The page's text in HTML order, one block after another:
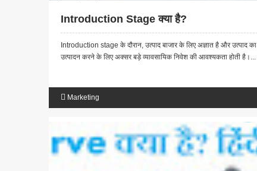
Introduction Stage क्या है?
Introduction stage के दौरान, उत्पाद बाजार के लिए अज्ञात है और उत्पाद का
उत्पादन करने के लिए अक्सर बड़े व्यावसायिक निवेश की आवश्यकता होती है।...
Marketing